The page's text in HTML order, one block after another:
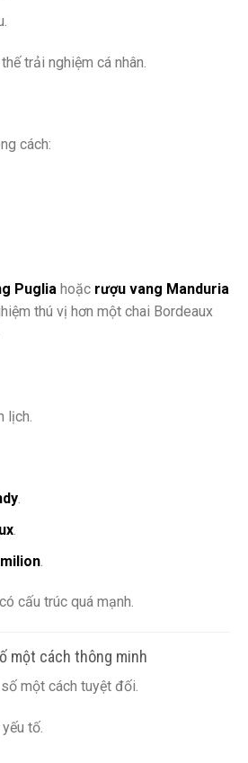
trải nghiệm cá nhân.
cách:
Puglia hoặc rượu vang Manduria
thú vị hơn một chai Bordeaux
lịch.
.
.
.
cấu trúc quá mạnh.
một cách thông minh
một cách tuyệt đối.
tố.